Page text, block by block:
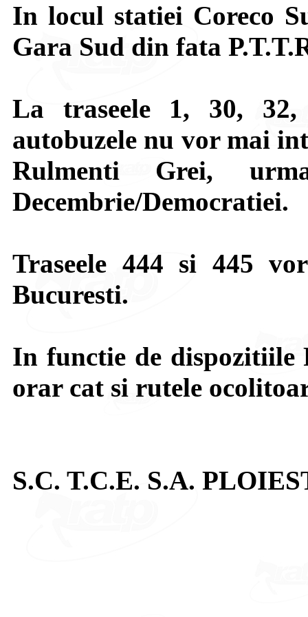
In locul statiei Coreco
Gara Sud din fata
La traseele 1, 30,
autobuzele nu vor mai
Rulmenti Grei,
Decembrie/Democratiei.
Traseele 444 si 445
Bucuresti.
In functie de
orar cat si rutele
S.C. T.C.E. S.A.